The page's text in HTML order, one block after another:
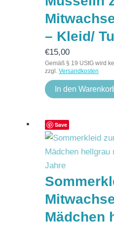
– Kleid/
€15,00
Gemäß § 19 UStG wird
zzgl. Versandkosten
In den
Save
Mädchen